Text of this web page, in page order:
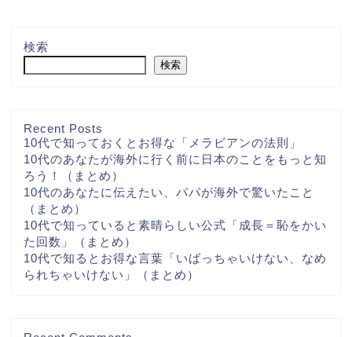
検索
検索
Recent Posts
10代で知っておくとお得な「メラビアンの法則」
10代のあなたが海外に行く前に日本のことをもっと知
ろう！（まとめ）
10代のあなたに伝えたい、パパが海外で驚いたこと
（まとめ）
10代で知っていると素晴らしい公式「成長＝恥をかい
た回数」（まとめ）
10代で知るとお得な言葉「いばっちゃいけない、なめ
られちゃいけない」（まとめ）